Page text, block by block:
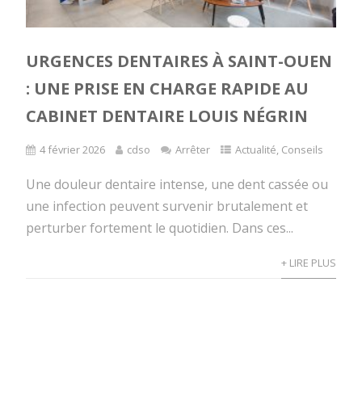
URGENCES DENTAIRES À SAINT-OUEN
: UNE PRISE EN CHARGE RAPIDE AU
CABINET DENTAIRE LOUIS NÉGRIN
4 février 2026 cdso Arrêter Actualité, Conseils
Une douleur dentaire intense, une dent cassée ou
une infection peuvent survenir brutalement et
perturber fortement le quotidien. Dans ces...
+ LIRE PLUS